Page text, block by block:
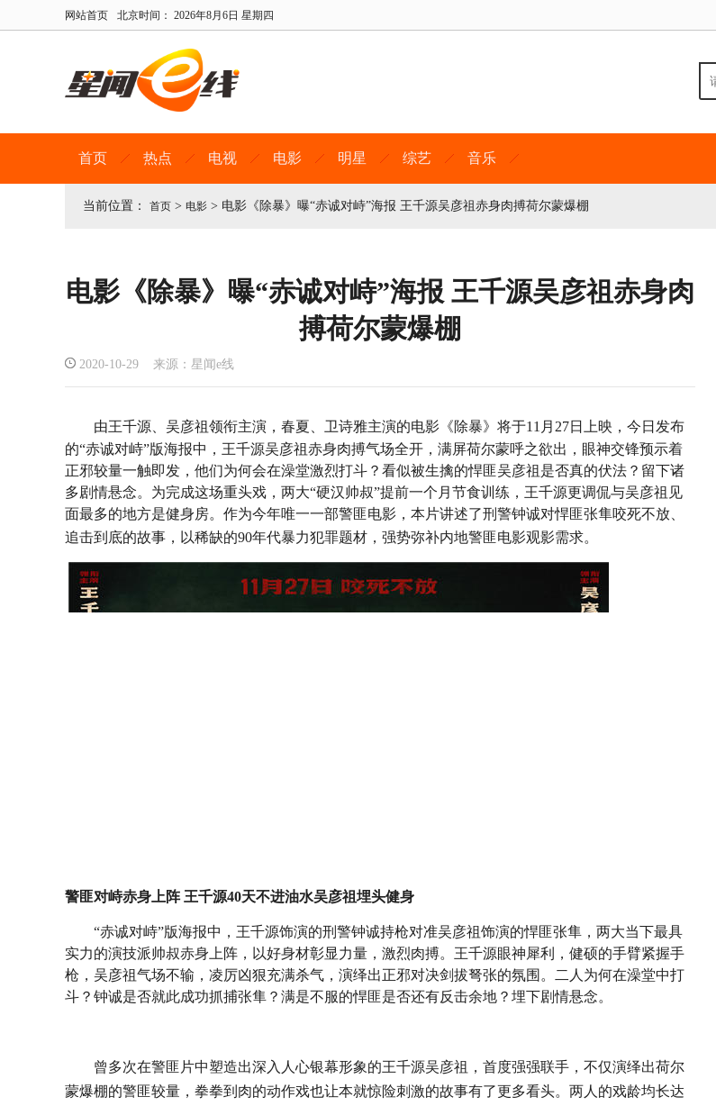
网站首页 北京时间： 2026年8月6日 星期四
首页 热点 电视 电影 明星 综艺 音乐
当前位置： 首页 > 电影 > 电影《除暴》曝“赤诚对峙”海报 王千源吴彦祖赤身肉搏荷尔蒙爆棚
电影《除暴》曝“赤诚对峙”海报 王千源吴彦祖赤身肉
搏荷尔蒙爆棚
2020-10-29 来源：星闻e线
由王千源、吴彦祖领衔主演，春夏、卫诗雅主演的电影《除暴》将于11月27日上映，今日发布
的“赤诚对峙”版海报中，王千源吴彦祖赤身肉搏气场全开，满屏荷尔蒙呼之欲出，眼神交锋预示着
正邪较量一触即发，他们为何会在澡堂激烈打斗？看似被生擒的悍匪吴彦祖是否真的伏法？留下诸
多剧情悬念。为完成这场重头戏，两大“硬汉帅叔”提前一个月节食训练，王千源更调侃与吴彦祖见
面最多的地方是健身房。作为今年唯一一部警匪电影，本片讲述了刑警钟诚对悍匪张隼咬死不放、
追击到底的故事，以稀缺的90年代暴力犯罪题材，强势弥补内地警匪电影观影需求。
警匪对峙赤身上阵 王千源40天不进油水吴彦祖埋头健身
“赤诚对峙”版海报中，王千源饰演的刑警钟诚持枪对准吴彦祖饰演的悍匪张隼，两大当下最具
实力的演技派帅叔赤身上阵，以好身材彰显力量，激烈肉搏。王千源眼神犀利，健硕的手臂紧握手
枪，吴彦祖气场不输，凌厉凶狠充满杀气，演绎出正邪对决剑拔弩张的氛围。二人为何在澡堂中打
斗？钟诚是否就此成功抓捕张隼？满是不服的悍匪是否还有反击余地？埋下剧情悬念。
曾多次在警匪片中塑造出深入人心银幕形象的王千源吴彦祖，首度强强联手，不仅演绎出荷尔
蒙爆棚的警匪较量，拳拳到肉的动作戏也让本就惊险刺激的故事有了更多看头。两人的戏龄均长达